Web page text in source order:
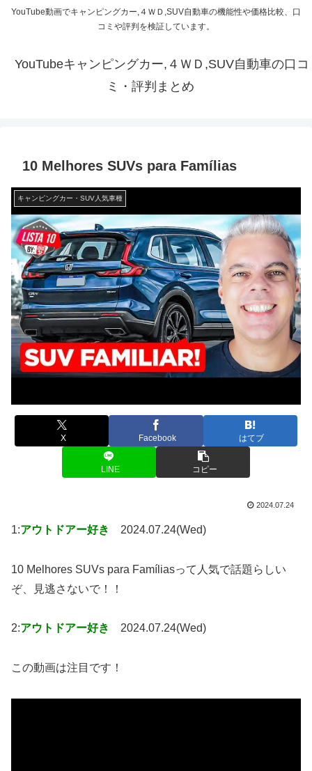
YouTube動画でキャンピングカー,４ＷＤ,SUV自動車の機能性や価格比較、口
コミや評判を検証しています。
YouTubeキャンピングカー,４ＷＤ,SUV自動車の口コ
ミ・評判まとめ
10 Melhores SUVs para Famílias
キャンピングカー・SUV人気車種
X Facebook はてブ
LINE コピー
2024.07.24
1:アウトドアー好き 2024.07.24(Wed)
10 Melhores SUVs para Famíliasって人気で話題らしい
ぞ、見逃さないで！！
2:アウトドアー好き 2024.07.24(Wed)
この動画は注目です！